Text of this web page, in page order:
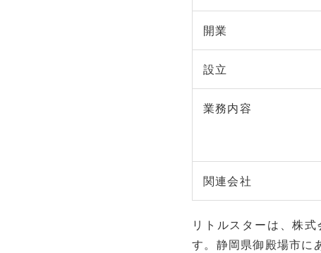
開業
設立
業務内容
関連会社
リトルスターは、株
す。静岡県御殿場市に